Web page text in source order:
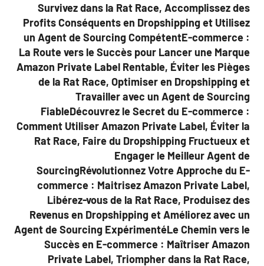
Survivez dans la Rat Race, Accomplissez des
Profits Conséquents en Dropshipping et Utilisez
un Agent de Sourcing CompétentE-commerce :
La Route vers le Succès pour Lancer une Marque
Amazon Private Label Rentable, Éviter les Pièges
de la Rat Race, Optimiser en Dropshipping et
Travailler avec un Agent de Sourcing
FiableDécouvrez le Secret du E-commerce :
Comment Utiliser Amazon Private Label, Éviter la
Rat Race, Faire du Dropshipping Fructueux et
Engager le Meilleur Agent de
SourcingRévolutionnez Votre Approche du E-
commerce : Maitrisez Amazon Private Label,
Libérez-vous de la Rat Race, Produisez des
Revenus en Dropshipping et Améliorez avec un
Agent de Sourcing ExpérimentéLe Chemin vers le
Succès en E-commerce : Maîtriser Amazon
Private Label, Triompher dans la Rat Race,